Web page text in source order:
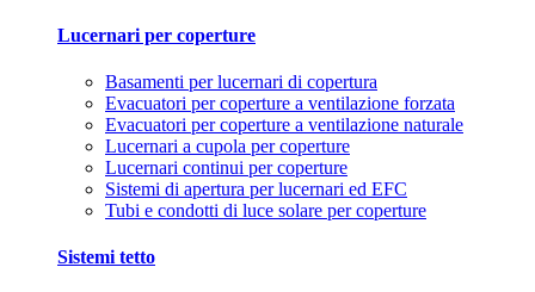
Lucernari per coperture
Basamenti per lucernari di copertura
Evacuatori per coperture a ventilazione forzata
Evacuatori per coperture a ventilazione naturale
Lucernari a cupola per coperture
Lucernari continui per coperture
Sistemi di apertura per lucernari ed EFC
Tubi e condotti di luce solare per coperture
Sistemi tetto